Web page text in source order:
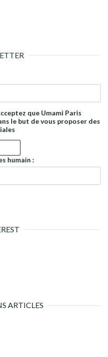
que Umami Paris
le but de vous proposer des
humain :
ARTICLES